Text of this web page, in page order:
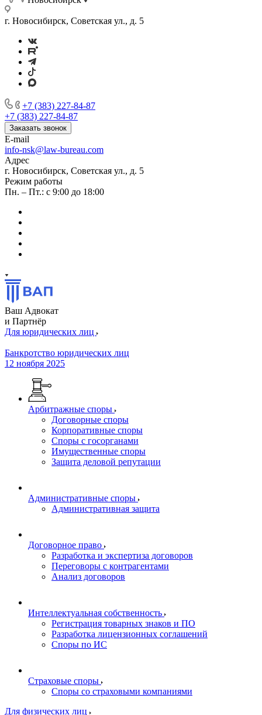
г. Новосибирск, Советская ул., д. 5
+7 (383) 227-84-87
+7 (383) 227-84-87
Заказать звонок
E-mail
info-nsk@law-bureau.com
Адрес
г. Новосибирск, Советская ул., д. 5
Режим работы
Пн. – Пт.: с 9:00 до 18:00
Ваш Адвокат
и Партнёр
Для юридических лиц
Банкротство юридических лиц
12 ноября 2025
Арбитражные споры
Договорные споры
Корпоративные споры
Споры с госорганами
Имущественные споры
Защита деловой репутации
Административные споры
Административная защита
Договорное право
Разработка и экспертиза договоров
Переговоры с контрагентами
Анализ договоров
Интеллектуальная собственность
Регистрация товарных знаков и ПО
Разработка лицензионных соглашений
Споры по ИС
Страховые споры
Споры со страховыми компаниями
Для физических лиц